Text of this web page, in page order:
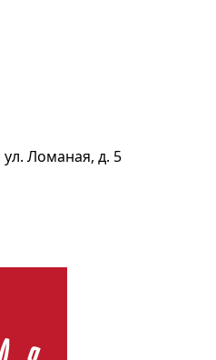
ул. Ломаная, д. 5